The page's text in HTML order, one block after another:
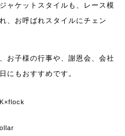
ャケットスタイルも、レース模
、お呼ばれスタイルにチェン
お子様の行事や、謝恩会、会社
にもおすすめです。